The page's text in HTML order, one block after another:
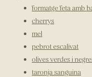
formatge feta amb
cherrys
mel
pebrot escalivat
olives verdes i
taronja sanguina